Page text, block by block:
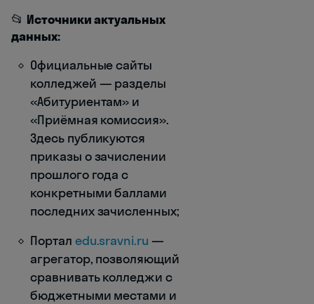
📂 Источники актуальных
данных:
Официальные сайты
колледжей — разделы
«Абитуриентам» и
«Приёмная комиссия».
Здесь публикуются
приказы о зачислении
прошлого года с
конкретными баллами
последних зачисленных;
Портал edu.sravni.ru —
агрегатор, позволяющий
сравнивать колледжи с
бюджетными местами и